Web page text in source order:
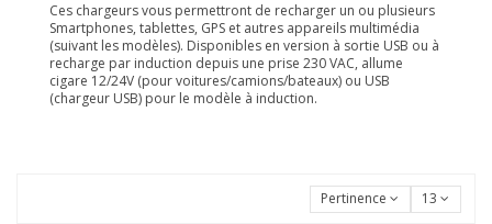
Ces chargeurs vous permettront de recharger un ou plusieurs
Smartphones, tablettes, GPS et autres appareils multimédia
(suivant les modèles). Disponibles en version à sortie USB ou à
recharge par induction depuis une prise 230 VAC, allume
cigare 12/24V (pour voitures/camions/bateaux) ou USB
(chargeur USB) pour le modèle à induction.
Pertinence 13